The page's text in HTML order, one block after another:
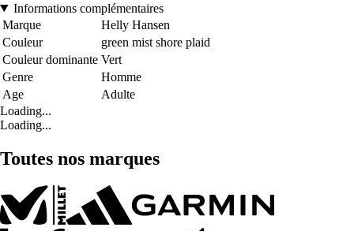
Informations complémentaires
Marque
Helly Hansen
Couleur
green mist shore plaid
Couleur dominante Vert
Genre
Homme
Age
Adulte
Loading...
Loading...
Toutes nos marques